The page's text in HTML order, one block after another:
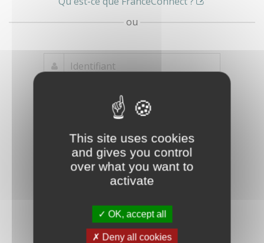
This site uses cookies
and gives you control
over what you want to
activate
OK, accept all
Deny all cookies
ou
oublié ?
compte
Connexion